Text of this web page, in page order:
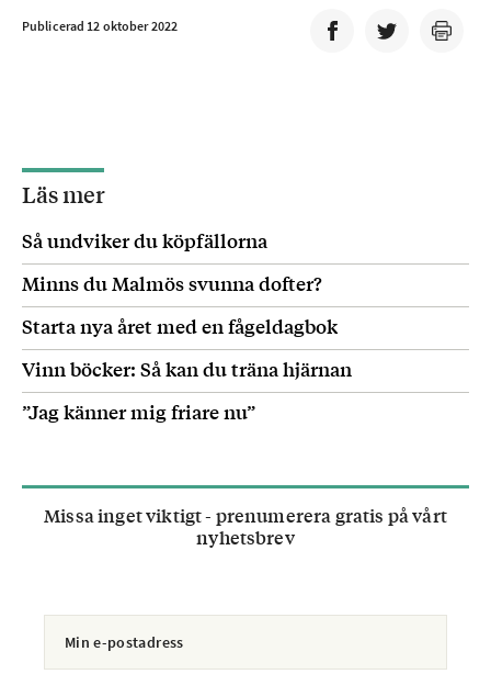
Publicerad 12 oktober 2022
Läs mer
Så undviker du köpfällorna
Minns du Malmös svunna dofter?
Starta nya året med en fågeldagbok
Vinn böcker: Så kan du träna hjärnan
”Jag känner mig friare nu”
Missa inget viktigt - prenumerera gratis på vårt
nyhetsbrev